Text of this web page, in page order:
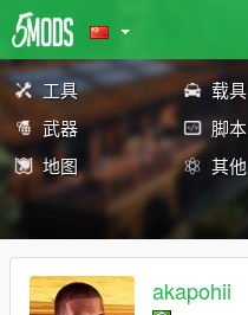
工具 载具
武器
脚本
地图
其他
akapohii